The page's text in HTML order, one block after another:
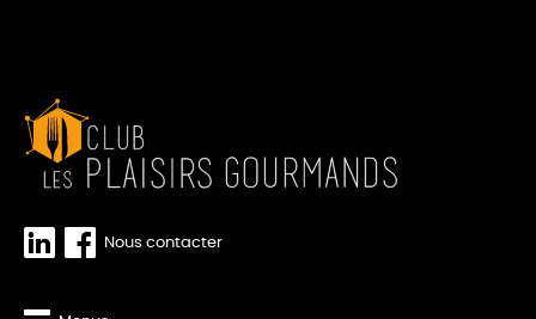
Nous contacter